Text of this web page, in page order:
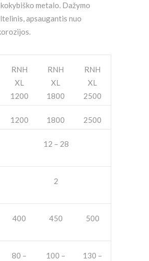
metalo. Dažymo
apsaugantis nuo
RNH
XL
1200
RNH
XL
1800
RNH
XL
2500
1200 1800 2500
12 – 28
2
400 450 500
80 –
100 –
130 –